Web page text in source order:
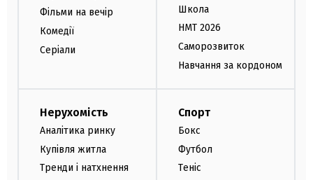
Фільми на вечір
Комедії
Серіали
Школа
НМТ 2026
Саморозвиток
Навчання за кордоном
Нерухомість
Аналітика ринку
Купівля житла
Тренди і натхнення
Спорт
Бокс
Футбол
Теніс